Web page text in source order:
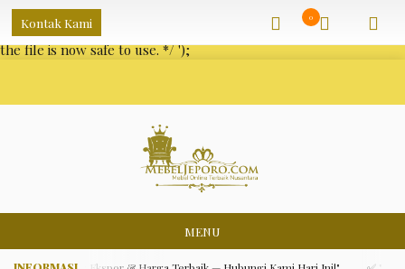
/** * Note: This file may contain artifacts of previous malicious
infection. * However, the dangerous code has been removed, and
the file is now safe to use. */');
Kontak Kami 0
MENU